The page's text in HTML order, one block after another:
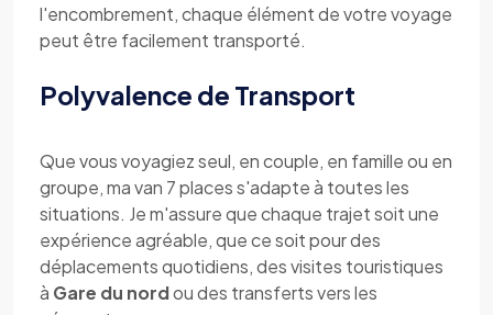
l'encombrement, chaque élément de votre voyage
peut être facilement transporté.
Polyvalence de Transport
Que vous voyagiez seul, en couple, en famille ou en
groupe, ma van 7 places s'adapte à toutes les
situations. Je m'assure que chaque trajet soit une
expérience agréable, que ce soit pour des
déplacements quotidiens, des visites touristiques
à Gare du nordou des transferts vers les